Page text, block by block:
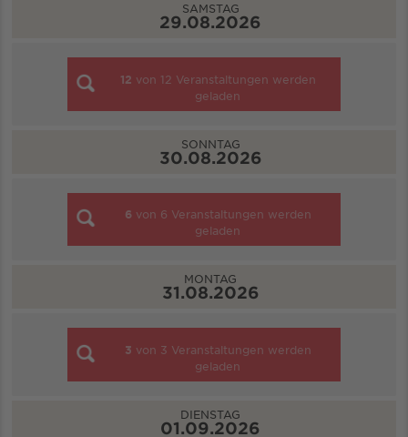
SAMSTAG
29.08.2026
12 von 12 Veranstaltungen werden
geladen
SONNTAG
30.08.2026
6 von 6 Veranstaltungen werden
geladen
MONTAG
31.08.2026
3 von 3 Veranstaltungen werden
geladen
DIENSTAG
01.09.2026